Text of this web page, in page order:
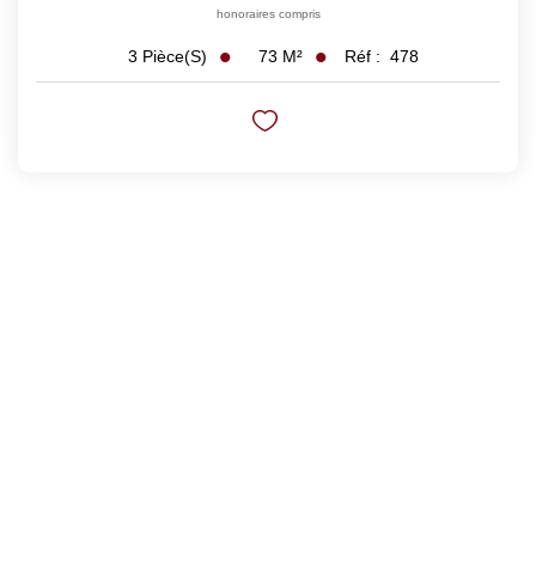
honoraires compris
3 Pièce(s) 73 M² Réf : 478